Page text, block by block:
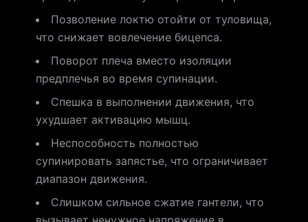
Позволение локтю отойти от туловища,
что снижает вовлечение бицепса.
Поворот плеча вместо изоляции
предплечья во время супинации.
Спешка в выполнении движения, что
ухудшает активацию мышц.
Неспособность полностью
супинировать запястье, что ограничивает
диапазон движения.
Слишком сильное сжатие гантели, что